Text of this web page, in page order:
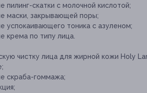
пилинг-скатки с молочной кислотой;
маски, закрывающей поры;
успокаивающего тоника с азуленом;
крема по типу лица.
чистку лица для жирной кожи Ноly
скраба-гоммажа;